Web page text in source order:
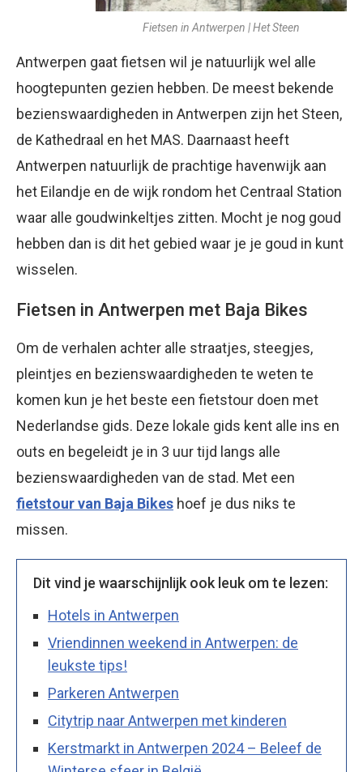
Fietsen in Antwerpen | Het Steen
Antwerpen gaat fietsen wil je natuurlijk wel alle
hoogtepunten gezien hebben. De meest bekende
bezienswaardigheden in Antwerpen zijn het Steen,
de Kathedraal en het MAS. Daarnaast heeft
Antwerpen natuurlijk de prachtige havenwijk aan
het Eilandje en de wijk rondom het Centraal Station
waar alle goudwinkeltjes zitten. Mocht je nog goud
hebben dan is dit het gebied waar je je goud in kunt
wisselen.
Fietsen in Antwerpen met Baja Bikes
Om de verhalen achter alle straatjes, steegjes,
pleintjes en bezienswaardigheden te weten te
komen kun je het beste een fietstour doen met
Nederlandse gids. Deze lokale gids kent alle ins en
outs en begeleidt je in 3 uur tijd langs alle
bezienswaardigheden van de stad. Met een
fietstour van Baja Bikes hoef je dus niks te
missen.
Dit vind je waarschijnlijk ook leuk om te lezen:
Hotels in Antwerpen
Vriendinnen weekend in Antwerpen: de
leukste tips!
Parkeren Antwerpen
Citytrip naar Antwerpen met kinderen
Kerstmarkt in Antwerpen 2024 – Beleef de